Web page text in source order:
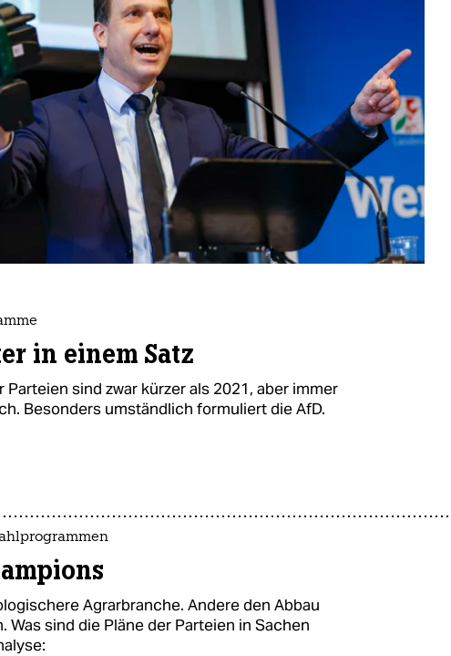
in einem Satz
Parteien sind zwar kürzer als 2021, aber immer
Besonders umständlich formuliert die AfD.
Agrarbranche. Andere den Abbau
sind die Pläne der Parteien in Sachen